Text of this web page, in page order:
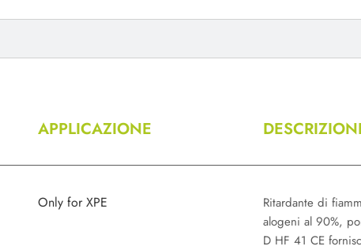
APPLICAZIONE
Only for XPE
Ritardante di
alogeni al 90%,
D HF 41 CE